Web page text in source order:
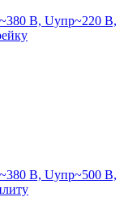
В, Uупр~220 В,
В, Uупр~500 В,